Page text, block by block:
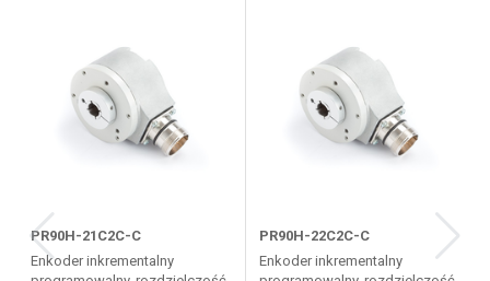
PR90H-21C2C-C
Enkoder inkrementalny
PR90H-22C2C-C
Enkoder inkrementalny